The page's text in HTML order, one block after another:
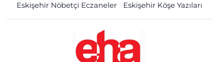
Eskişehir Nöbetçi Eczaneler
Eskişehir Köşe Yazıları